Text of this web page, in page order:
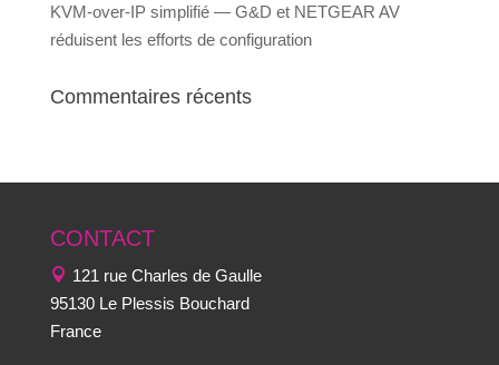
KVM-over-IP simplifié — G&D et NETGEAR AV
réduisent les efforts de configuration
Commentaires récents
CONTACT
121 rue Charles de Gaulle
95130 Le Plessis Bouchard
France